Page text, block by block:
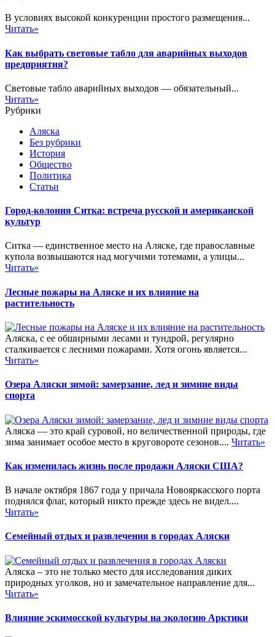
В условиях высокой конкуренции простого размещения...
Читать»
Как выбрать световые табло для аварийных выходов
предприятия?
Световые табло аварийных выходов — обязательный...
Читать»
Рубрики
Аляска
Без рубрики
История
Общество
Политика
Статьи
Город-колония Ситка: встреча русской и американской
культур
Ситка — единственное место на Аляске, где православные
купола возвышаются над могучими тотемами, а улицы...
Читать»
Лесные пожары на Аляске и их влияние на
растительность
Аляска, с ее обширными лесами и тундрой, регулярно
сталкивается с лесними пожарами. Хотя огонь является...
Читать»
Озера Аляски зимой: замерзание, лед и зимние виды
спорта
Аляска — это край суровой, но величественной природы, где
зима занимает особое место в круговороте сезонов.... Читать»
Как изменилась жизнь после продажи Аляски США?
В начале октября 1867 года у причала Новояркасского порта
поднялся флаг, который никто прежде здесь не видел....
Читать»
Семейный отдых и развлечения в городах Аляски
Аляска – это не только место для исследования диких
природных уголков, но и замечательное направление для...
Читать»
Влияние эскимосской культуры на экологию Арктики